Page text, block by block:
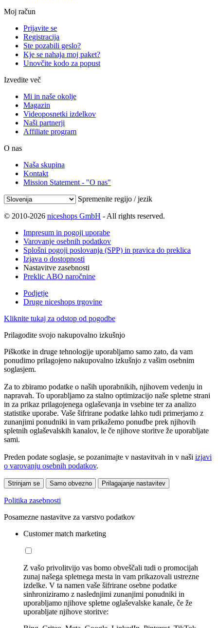
Moj račun
Prijavite se
Registracija
Ste pozabili geslo?
Kje se nahaja moj paket?
Unovčite kodo za popust
Izvedite več
Mi in naše okolje
Magazin
Videoposnetki izdelkov
Naši partnerji
Affiliate program
O nas
Naša skupina
Kontakt
Mission Statement - "O nas"
Spremenite regijo / jezik
© 2010-2026 niceshops GmbH - All rights reserved.
Impresum in pogoji uporabe
Varovanje osebnih podatkov
Splošni pogoji poslovanja (SPP) in pravica do preklica
Izjava o dostopnosti
Nastavitve zasebnosti
Preklic ABO naročnine
Podjetje
Druge niceshops trgovine
Kliknite tukaj za odstop od pogodbe
Prilagodite svojo nakupovalno izkušnjo
Piškotke in druge tehnologije uporabljamo samo zato, da vam
ponudimo prilagojeno nakupovalno izkušnjo z vašim osebnim
soglasjem.
Za to zbiramo podatke o naših uporabnikih, njihovem vedenju in
napravah. To uporabljamo za stalno optimizacijo naše spletne strani
in za prikaz prilagojenega oglaševanja in vsebine ter za analizo
statistike uporabe. Vaše šifrirane podatke lahko tudi primerjamo z
zunanjimi ponudniki in vam prikažemo ponudbe prek njihovih
spletnih oglaševalskih kanalov, le če njihove storitve že uporabljate
sami.
Preden podate soglasje, se pozanimajte v nastavitvah in v naši izjavi
o varovanju osebnih podatkov.
Strinjam se Samo obvezno Prilagajanje nastavitev
Politika zasebnosti
Posamezne nastavitve za varstvo podatkov
Customer match marketing
Z vašo privolitvijo vas bomo obveščali tudi o promocijah
zunaj našega spletnega mesta in vam prikazovali ustrezne
izdelke. V ta namen vaše šifrirane osebne podatke
sinhroniziramo z naslednjimi zunanjimi ponudniki in
uporabljamo njihove spletne oglaševalske kanale, če že
uporabljate njihove storitve: